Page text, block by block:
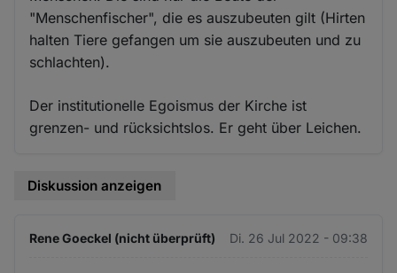
"Menschenfischer", die es auszubeuten gilt (Hirten
halten Tiere gefangen um sie auszubeuten und zu
schlachten).
Der institutionelle Egoismus der Kirche ist
grenzen- und rücksichtslos. Er geht über Leichen.
Diskussion anzeigen
Rene Goeckel (nicht überprüft) Di. 26 Jul 2022 - 09:38